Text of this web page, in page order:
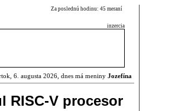
Za poslednú hodinu: 45 meraní
inzercia
6. augusta 2026, dnes má meniny Jozefína
RISC-V procesor